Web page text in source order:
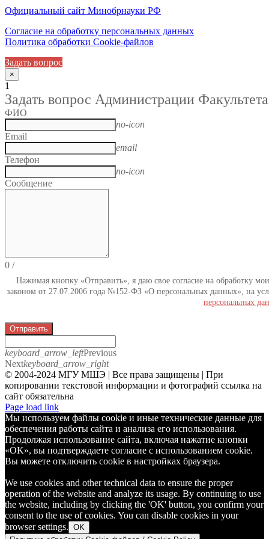
Официальный сайт Минобрнауки РФ
Согласие на обработку персональных данных
Политика обработки Cookie-файлов
Задать вопрос
×
1
Задать вопрос Администрации Факультета
ФИО
no-icon
Email
email
Телефон
no-icon
Сообщение
0 /
Нажимая кнопку «Отправить», я даю свое согласие на обработку
законом от 27.07.2006 года №152-ФЗ «О персональных данных», на
персональных
Отправить
keyboard_arrow_leftPrevious
Nextkeyboard_arrow_right
© 2004-2024 МГУ МШЭ | Все права защищены | При
копировании текстовой информации и фотографий ссылка на
сайт обязательна
Telegram
Page load link
Мы используем файлы cookie и иные технические данные для
обеспечения работы сайта и анализа его использования.
Продолжая использование сайта, включая нажатие кнопки
«OK», вы подтверждаете согласие с использованием cookie.
Вы можете отключить cookie в настройках браузера.
We use cookies and other technical data to ensure the proper
operation of the website and analyze its usage. By continuing to use
the website, including by clicking the 'OK' button, you confirm your
consent to the use of cookies. You can disable cookies in your
browser settings. OK